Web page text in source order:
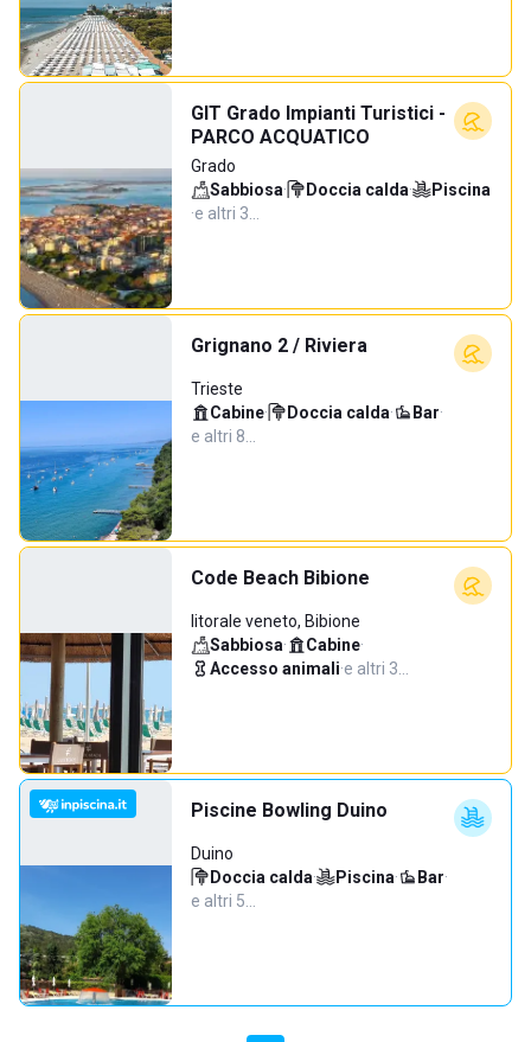
GIT Grado Impianti Turistici -
PARCO ACQUATICO
Grado
Sabbiosa· Doccia calda·
Piscina
·e altri 3…
Grignano 2 / Riviera
Trieste
Cabine· Doccia calda· Bar·
e altri 8…
Code Beach Bibione
litorale veneto, Bibione
Sabbiosa· Cabine·
Accesso animali·e altri 3…
Piscine Bowling Duino
Duino
Doccia calda· Piscina· Bar·
e altri 5…